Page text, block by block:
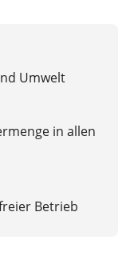
Umwelt
in allen
Betrieb